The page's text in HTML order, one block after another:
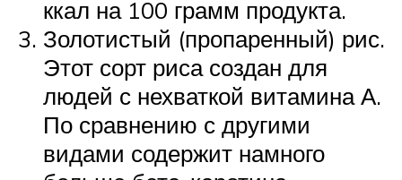
ккал на 100 грамм продукта.
Золотистый (пропаренный) рис.
Этот сорт риса создан для
людей с нехваткой витамина А.
По сравнению с другими
видами содержит намного